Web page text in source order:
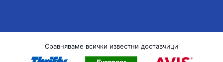
Сравняваме всички известни доставчици